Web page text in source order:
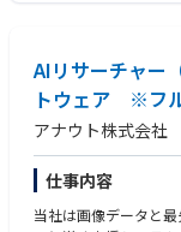
あり、個人・チーム
リーなフィードバック
・イノベーションと
ロセス改善を行える。
・誠実さとコンプラ
シップ価値観に従い
・リスク・不確実性
でき、必要に応じて進
・意思決定：利用可
AIリサーチャー
トウェア ※フ
アナウト株式会社
仕事内容
当社は画像データと